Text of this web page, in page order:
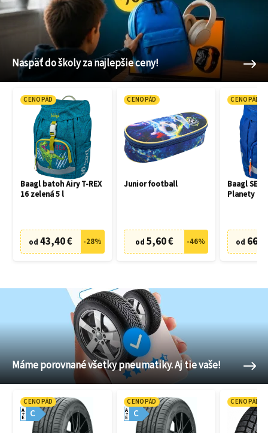
Naspäť do školy za najlepšie ceny!
CENOPÁD
Baagl batoh Airy T-REX
16 zelená 5 l
od 43,40 € -28%
CENOPÁD
Junior football
od 5,60 € -46%
CENOPÁD
Baagl SET
Planety
od
Máme porovnané všetky pneumatiky. Aj tie vaše!
CENOPÁD
C
A
E
CENOPÁD
C
A
E
CENOPÁD